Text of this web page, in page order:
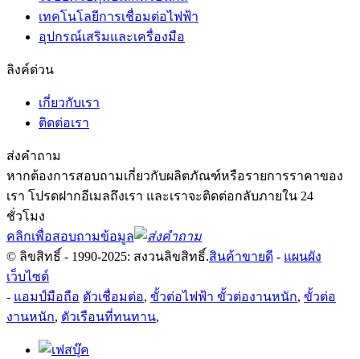
เทคโนโลยีการเชื่อมต่อไฟฟ้า
อุปกรณ์เสริมและเครื่องมือ
ลิงค์ด่วน
เกี่ยวกับเรา
ติดต่อเรา
ส่งคำถาม
หากต้องการสอบถามเกี่ยวกับผลิตภัณฑ์หรือรายการราคาของ
เรา โปรดฝากอีเมลถึงเรา และเราจะติดต่อกลับภายใน 24
ชั่วโมง
คลิกเพื่อสอบถามข้อมูล
© ลิขสิทธิ์ - 1990-2025: สงวนลิขสิทธิ์.สินค้าขายดี - แผนผัง
เว็บไซต์
- แอมป์มือถือ ตัวเชื่อมต่อ, ขั้วต่อไฟฟ้า ขั้วต่องานหนัก, ขั้วต่อ
งานหนัก, ตัวเรือนที่ทนทาน,